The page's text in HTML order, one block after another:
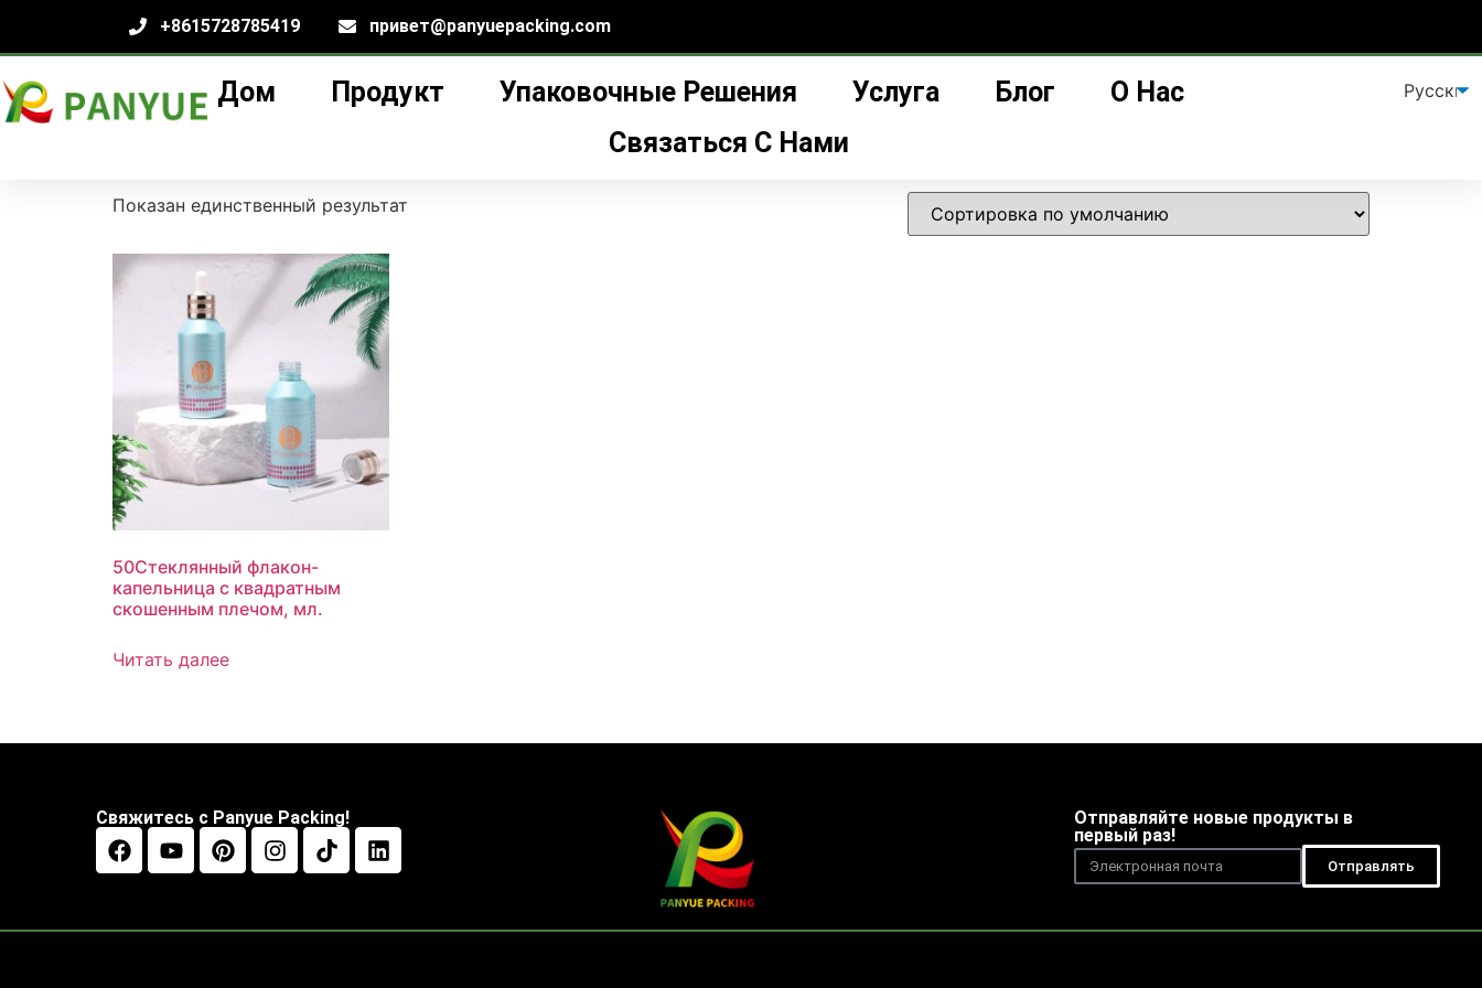
+8615728785419 привет@panyuepacking.com
Дом Продукт Упаковочные Решения Услуга Блог
О Нас
Связаться С Нами
Дом /продукт / Товары с меткой «флакон-капельница с наклонным плечиком”
флакон-капельница с наклонным плечиком
Показан единственный результат
50Стеклянный флакон-
капельница с квадратным
скошенным плечом, мл.
Читать далее
Свяжитесь с Panyue Packing!
Отправляйте новые продукты в
первый раз!
Отправлять